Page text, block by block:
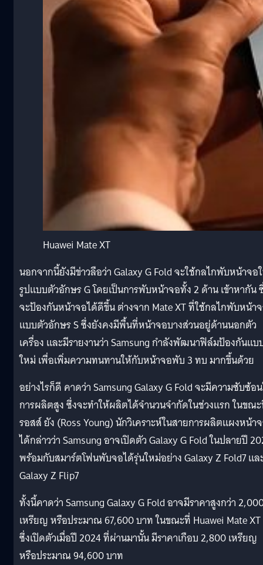
Huawei Mate XT
นอกจากนี้ยังมีข่าวลือว่า Galaxy G Fold จะใช้กลไกพับหน้าจอ
รูปแบบตัวอักษร G โดยเป็นการพับหน้าจอทั้ง 2 ด้าน เข้าหากัน
จะป้องกันหน้าจอได้ดีขึ้น ต่างจาก Mate XT ที่ใช้กลไกพับหน้า
แบบตัวอักษร S ซึ่งยังคงมีพื้นที่หน้าจอบางส่วนอยู่ด้านนอกตัว
เครื่อง และมีรายงานว่า Samsung กำลังพัฒนาฟิล์มป้องกันแบ
ใหม่ เพื่อเพิ่มความทนทานให้กับหน้าจอพับ 3 ทบ มากขึ้นด้วย
อย่างไรก็ดี คาดว่า Samsung Galaxy G Fold จะมีความซับซ้อ
การผลิตสูง ซึ่งจะทำให้ผลิตได้จำนวนจำกัดในช่วงแรก ในขณ
รอสส์ ยัง (Ross Young) นักวิเคราะห์ในสายการผลิตแผงหน้า
ได้กล่าวว่า Samsung อาจเปิดตัว Galaxy G Fold ในปลายปี
พร้อมกับสมาร์ตโฟนพับจอได้รุ่นใหม่อย่าง Galaxy Z Fold7 แล
Galaxy Z Flip7
ทั้งนี้คาดว่า Samsung Galaxy G Fold อาจมีราคาสูงกว่า
เหรียญ หรือประมาณ 67,600 บาท ในขณะที่ Huawei Mate XT
ซึ่งเปิดตัวเมื่อปี 2024 ที่ผ่านมานั้น มีราคาเกือบ 2,800 เหรียญ
หรือประมาณ 94,600 บาท